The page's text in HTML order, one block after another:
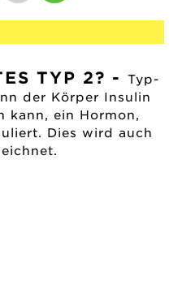
TYP 2? -Typ-
der Körper Insulin
kann, ein Hormon,
Dies wird auch